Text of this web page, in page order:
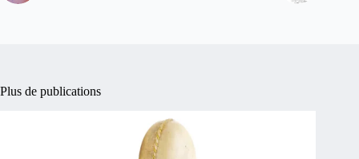
Plus de publications